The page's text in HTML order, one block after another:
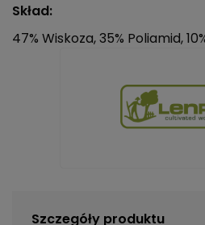
Skład:
47% Wiskoza, 35% Poliamid,
Szczegóły produktu